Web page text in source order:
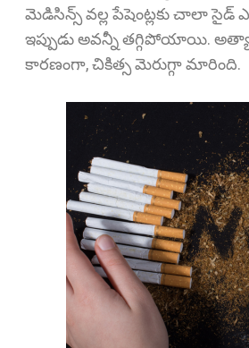
మెడిసిన్స్ వల్ల పేషెంట్లకు చాలా సైడ్
ఇప్పుడు అవన్నీ తగ్గిపోయాయి.
కారణంగా, చికిత్స మెరుగ్గా మారింది.